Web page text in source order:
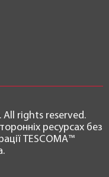
All rights reserved.
ресурсах без
TESCOMA™